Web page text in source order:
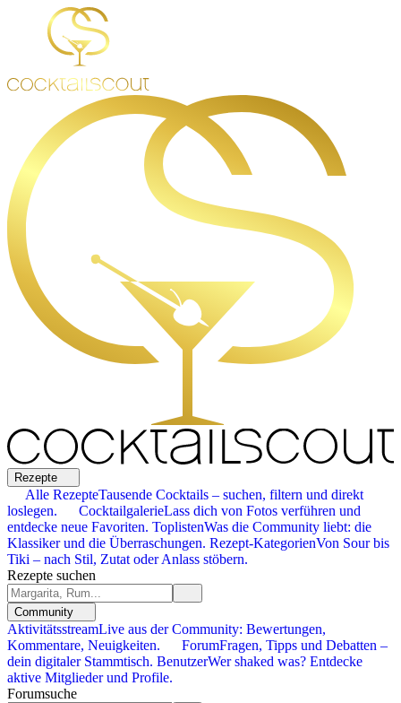
Rezepte
Alle RezepteTausende Cocktails – suchen, filtern und direkt
loslegen.
CocktailgalerieLass dich von Fotos verführen und
entdecke neue Favoriten. ToplistenWas die Community liebt: die
Klassiker und die Überraschungen. Rezept-KategorienVon Sour bis
Tiki – nach Stil, Zutat oder Anlass stöbern.
Rezepte suchen
Community
AktivitätsstreamLive aus der Community: Bewertungen,
Kommentare, Neuigkeiten.
ForumFragen, Tipps und Debatten –
dein digitaler Stammtisch. BenutzerWer shaked was? Entdecke
aktive Mitglieder und Profile.
Forumsuche